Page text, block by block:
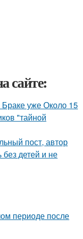
сайте:
уже Около 15
"тайной
пост, автор
без детей и не
периоде после